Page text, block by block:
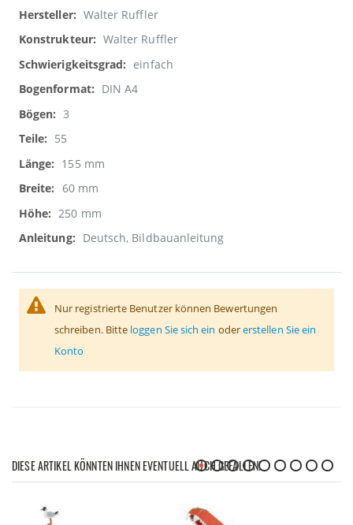
InformationenWalter Ruffler
Walter Ruffler
einfach
DIN A4
3
55
155 mm
60 mm
250 mm
Deutsch, Bildbauanleitung
Nur registrierte Benutzer können Bewertungen
schreiben. Bitte loggen Sie sich ein odererstellen Sie ein
Konto
DIESE ARTIKEL KÖNNTEN IHNEN EVENTUELL AUCH GEFALLEN!